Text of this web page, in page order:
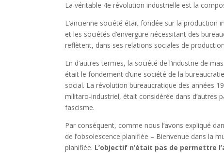
La véritable 4e révolution industrielle est la
L’ancienne société était fondée sur la production
et les sociétés d’envergure nécessitant des
reflètent, dans ses relations sociales de
En d’autres termes, la société de l’industrie de
était le fondement d’une société de la
social. La révolution bureaucratique des années
militaro-industriel, était considérée dans
fascisme.
Par conséquent, comme nous l’avons expliqué
de l’obsolescence planifiée – Bienvenue dans la
planifiée. L’objectif n’était pas de permettre